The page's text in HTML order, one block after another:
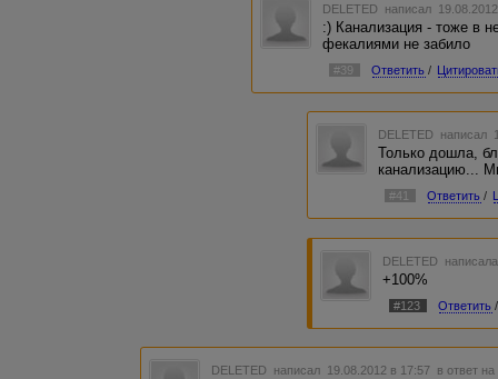
DELETED написал
:) Канализация - тоже в
фекалиями не забило
#39 Ответить /
DELETED написал
Только дошла,
канализацию...
#41 Ответить /
DELETED
+100%
#123 Ответить /
DELETED написал 19.08.2012 в 17:57 в ответ